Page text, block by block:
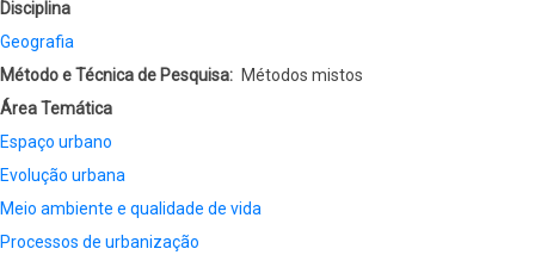
Disciplina
Geografia
Método e Técnica de Pesquisa
Métodos mistos
Área Temática
Espaço urbano
Evolução urbana
Meio ambiente e qualidade de vida
Processos de urbanização